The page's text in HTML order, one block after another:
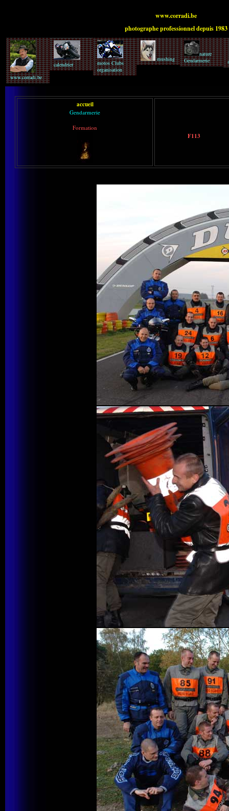
www.corradi.be
photographe professionnel depuis 1983
www.corradi.be
calendrier
motos Clubs
organisation
mushing
nature
Gendarmerie
accueil
Gendarmerie
Formation
F113